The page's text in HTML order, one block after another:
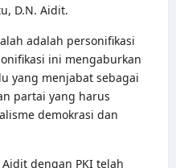
D.N. Aidit.
adalah personifikasi
ini mengaburkan
yang menjabat sebagai
partai yang harus
demokrasi dan
dengan PKI telah